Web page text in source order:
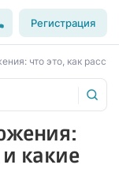
Регистрация
что это, как
и какие